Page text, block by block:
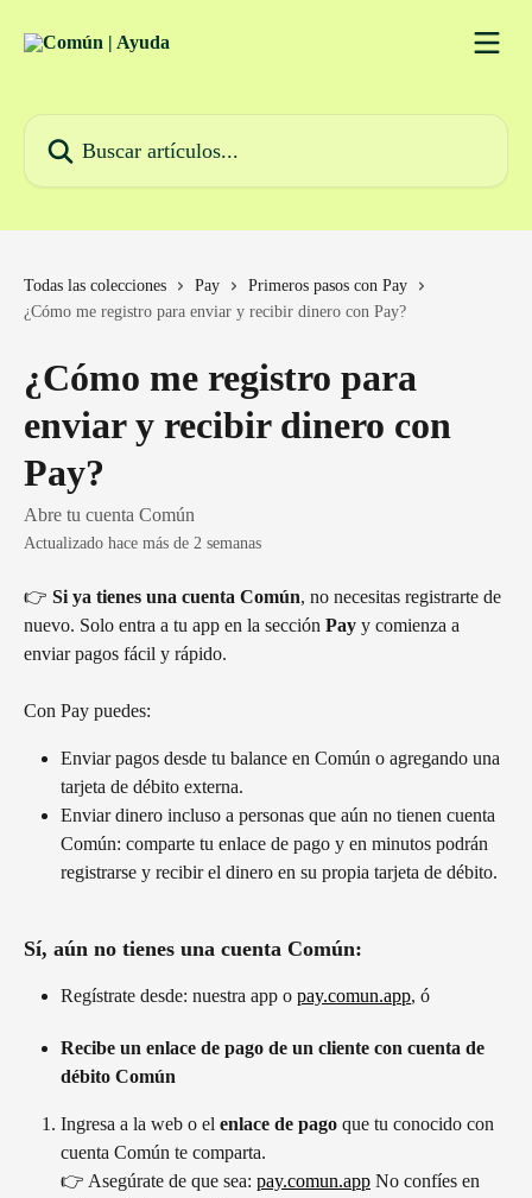
Todas las colecciones Pay
Primeros pasos con Pay
¿Cómo me registro para enviar y recibir dinero con Pay?
¿Cómo me registro para
enviar y recibir dinero con
Pay?
Abre tu cuenta Común
Actualizado hace más de 2 semanas
👉 Si ya tienes una cuenta Común, no necesitas registrarte de
nuevo. Solo entra a tu app en la sección Pay y comienza a
enviar pagos fácil y rápido.
Con Pay puedes:
Enviar pagos desde tu balance en Común o agregando una
tarjeta de débito externa.
Enviar dinero incluso a personas que aún no tienen cuenta
Común: comparte tu enlace de pago y en minutos podrán
registrarse y recibir el dinero en su propia tarjeta de débito.
Sí, aún no tienes una cuenta Común:
Regístrate desde: nuestra app o pay.comun.app, ó
Recibe un enlace de pago de un cliente con cuenta de
débito Común
Ingresa a la web o el enlace de pago que tu conocido con
cuenta Común te comparta.
👉 Asegúrate de que sea: pay.comun.app No confíes en